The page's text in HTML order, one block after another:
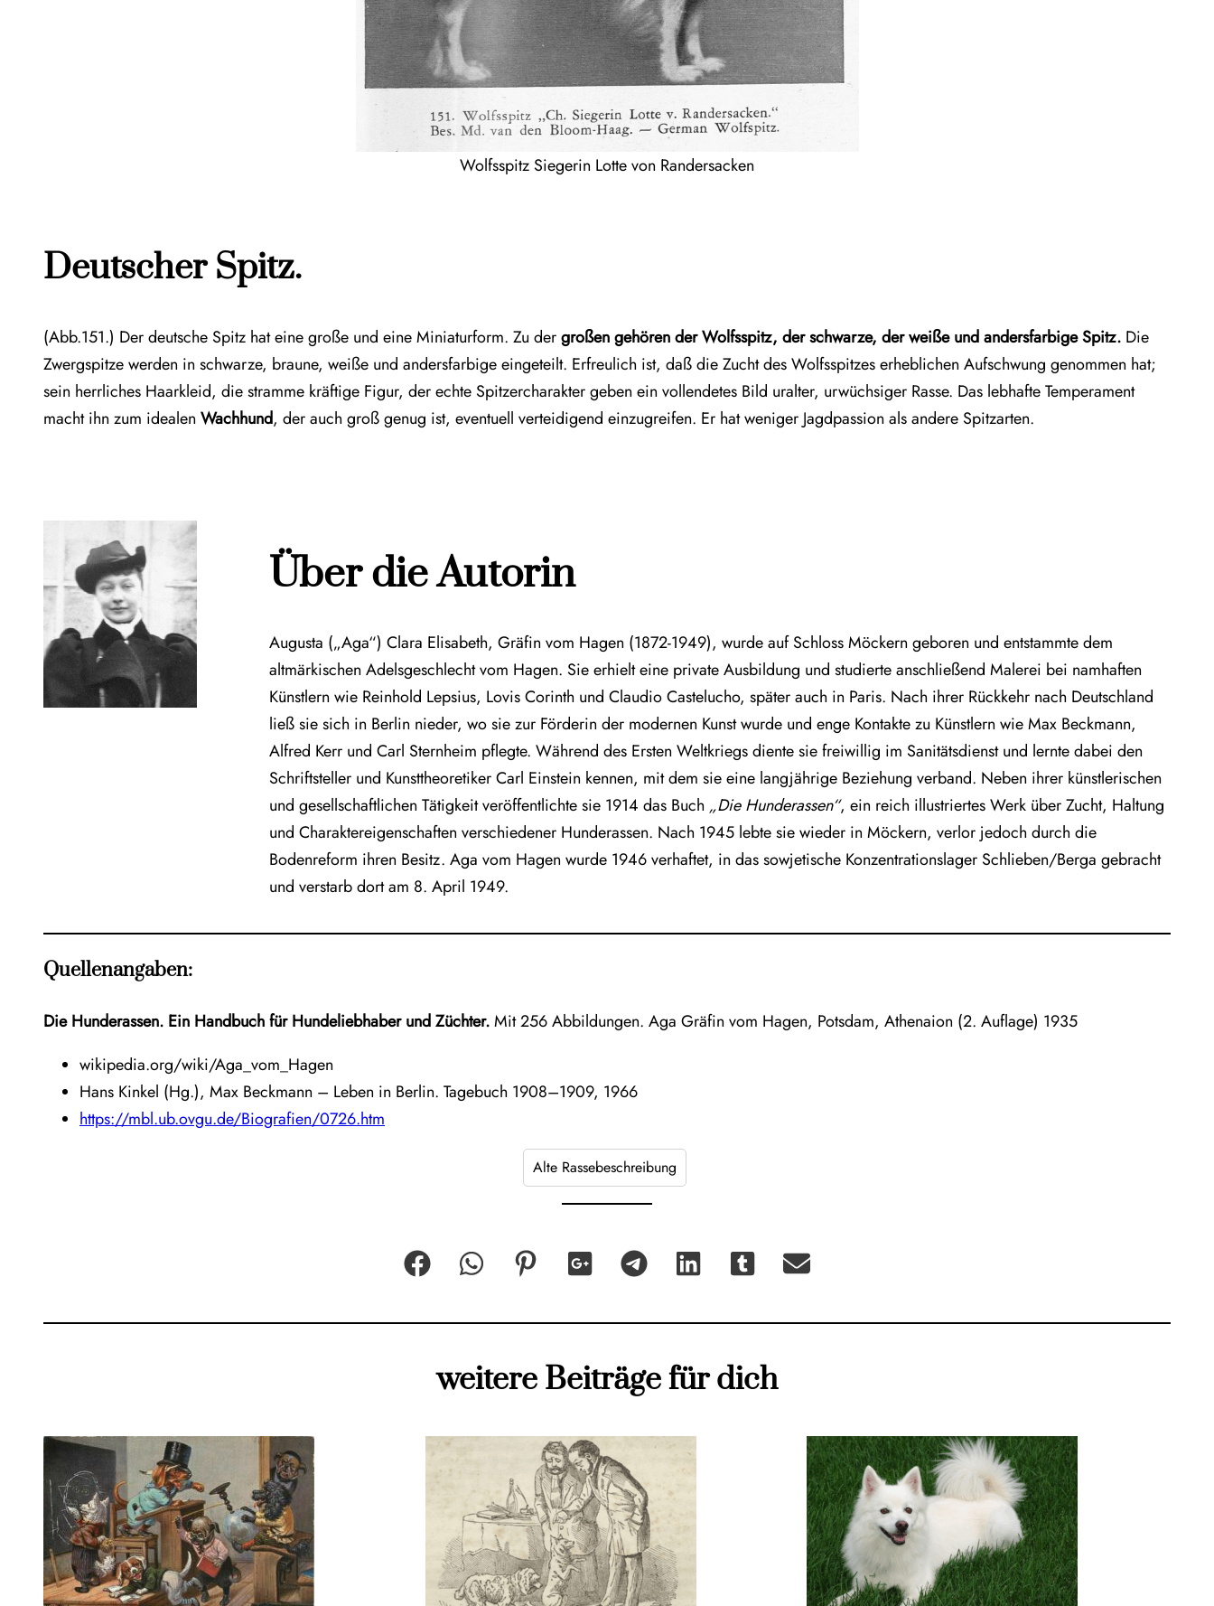
Wolfsspitz Siegerin Lotte von Randersacken
Deutscher Spitz.
(Abb.151.) Der deutsche Spitz hat eine große und eine Miniaturform. Zu dergroßen gehören der Wolfsspitz, der schwarze, der weiße und andersfarbige Spitz. Die
Zwergspitze werden in schwarze, braune, weiße und andersfarbige eingeteilt. Erfreulich ist, daß die Zucht des Wolfsspitzes erheblichen Aufschwung genommen hat;
sein herrliches Haarkleid, die stramme kräftige Figur, der echte Spitzercharakter geben ein vollendetes Bild uralter, urwüchsiger Rasse. Das lebhafte Temperament
macht ihn zum idealen Wachhund, der auch groß genug ist, eventuell verteidigend einzugreifen. Er hat weniger Jagdpassion als andere Spitzarten.
Über die Autorin
Augusta („Aga“) Clara Elisabeth, Gräfin vom Hagen (1872-1949), wurde auf Schloss Möckern geboren und entstammte dem
altmärkischen Adelsgeschlecht vom Hagen. Sie erhielt eine private Ausbildung und studierte anschließend Malerei bei namhaften
Künstlern wie Reinhold Lepsius, Lovis Corinth und Claudio Castelucho, später auch in Paris. Nach ihrer Rückkehr nach Deutschland
ließ sie sich in Berlin nieder, wo sie zur Förderin der modernen Kunst wurde und enge Kontakte zu Künstlern wie Max Beckmann,
Alfred Kerr und Carl Sternheim pflegte. Während des Ersten Weltkriegs diente sie freiwillig im Sanitätsdienst und lernte dabei den
Schriftsteller und Kunsttheoretiker Carl Einstein kennen, mit dem sie eine langjährige Beziehung verband. Neben ihrer künstlerischen
und gesellschaftlichen Tätigkeit veröffentlichte sie 1914 das Buch „Die Hunderassen“, ein reich illustriertes Werk über Zucht, Haltung
und Charaktereigenschaften verschiedener Hunderassen. Nach 1945 lebte sie wieder in Möckern, verlor jedoch durch die
Bodenreform ihren Besitz. Aga vom Hagen wurde 1946 verhaftet, in das sowjetische Konzentrationslager Schlieben/Berga gebracht
und verstarb dort am 8. April 1949.
Quellenangaben:
Die Hunderassen. Ein Handbuch für Hundeliebhaber und Züchter.Mit 256 Abbildungen. Aga Gräfin vom Hagen, Potsdam, Athenaion (2. Auflage) 1935
wikipedia.org/wiki/Aga_vom_Hagen
Hans Kinkel (Hg.), Max Beckmann – Leben in Berlin. Tagebuch 1908–1909, 1966
https://mbl.ub.ovgu.de/Biografien/0726.htm
Alte Rassebeschreibung
weitere Beiträge für dich